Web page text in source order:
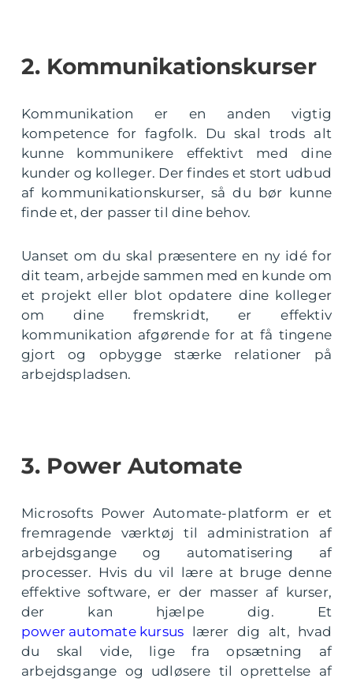
2. Kommunikationskurser
Kommunikation er en anden vigtig
kompetence for fagfolk. Du skal trods alt
kunne kommunikere effektivt med dine
kunder og kolleger. Der findes et stort udbud
af kommunikationskurser, så du bør kunne
finde et, der passer til dine behov.
Uanset om du skal præsentere en ny idé for
dit team, arbejde sammen med en kunde om
et projekt eller blot opdatere dine kolleger
om dine fremskridt, er effektiv
kommunikation afgørende for at få tingene
gjort og opbygge stærke relationer på
arbejdspladsen.
3. Power Automate
Microsofts Power Automate-platform er et
fremragende værktøj til administration af
arbejdsgange og automatisering af
processer. Hvis du vil lære at bruge denne
effektive software, er der masser af kurser,
der kan hjælpe dig. Et
power automate kursus lærer dig alt, hvad
du skal vide, lige fra opsætning af
arbejdsgange og udløsere til oprettelse af